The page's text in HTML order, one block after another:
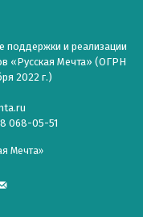
поддержки и реализации
«Русская Мечта» (ОГРН
2022 г.)
068-05-51
Мечта»